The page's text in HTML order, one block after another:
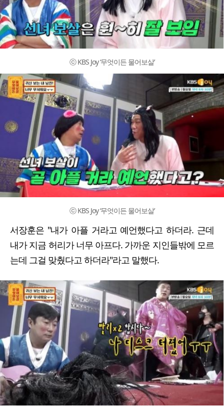
ⓒ KBS Joy ‘무엇이든 물어보살’
ⓒ KBS Joy ‘무엇이든 물어보살’
서장훈은 "내가 아플 거라고 예언했다고 하더라. 근데
내가 지금 허리가 너무 아프다. 가까운 지인들밖에 모르
는데 그걸 맞췄다고 하더라"라고 말했다.